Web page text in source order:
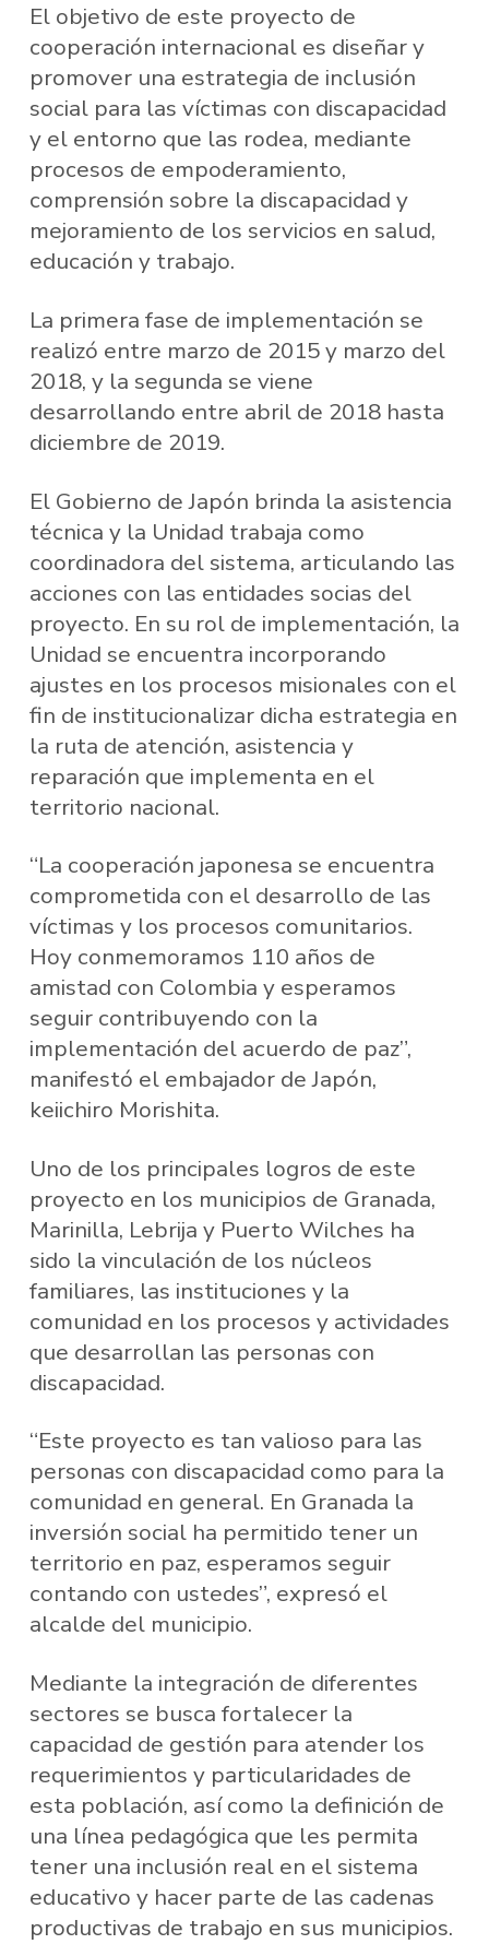
El objetivo de este proyecto de
cooperación internacional es diseñar y
promover una estrategia de inclusión
social para las víctimas con discapacidad
y el entorno que las rodea, mediante
procesos de empoderamiento,
comprensión sobre la discapacidad y
mejoramiento de los servicios en salud,
educación y trabajo.
La primera fase de implementación se
realizó entre marzo de 2015 y marzo del
2018, y la segunda se viene
desarrollando entre abril de 2018 hasta
diciembre de 2019.
El Gobierno de Japón brinda la asistencia
técnica y la Unidad trabaja como
coordinadora del sistema, articulando las
acciones con las entidades socias del
proyecto. En su rol de implementación, la
Unidad se encuentra incorporando
ajustes en los procesos misionales con el
fin de institucionalizar dicha estrategia en
la ruta de atención, asistencia y
reparación que implementa en el
territorio nacional.
“La cooperación japonesa se encuentra
comprometida con el desarrollo de las
víctimas y los procesos comunitarios.
Hoy conmemoramos 110 años de
amistad con Colombia y esperamos
seguir contribuyendo con la
implementación del acuerdo de paz”,
manifestó el embajador de Japón,
keiichiro Morishita.
Uno de los principales logros de este
proyecto en los municipios de Granada,
Marinilla, Lebrija y Puerto Wilches ha
sido la vinculación de los núcleos
familiares, las instituciones y la
comunidad en los procesos y actividades
que desarrollan las personas con
discapacidad.
“Este proyecto es tan valioso para las
personas con discapacidad como para la
comunidad en general. En Granada la
inversión social ha permitido tener un
territorio en paz, esperamos seguir
contando con ustedes”, expresó el
alcalde del municipio.
Mediante la integración de diferentes
sectores se busca fortalecer la
capacidad de gestión para atender los
requerimientos y particularidades de
esta población, así como la definición de
una línea pedagógica que les permita
tener una inclusión real en el sistema
educativo y hacer parte de las cadenas
productivas de trabajo en sus municipios.